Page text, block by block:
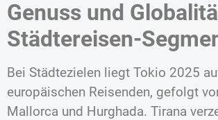
Genuss und
Städtereisen-
Bei Städtezielen liegt Tokio 2025
europäischen Reisenden, gefolgt
Mallorca und Hurghada. Tirana